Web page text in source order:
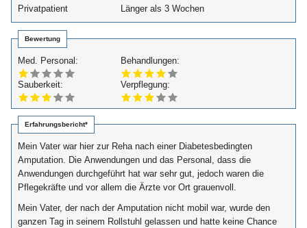
Privatpatient Länger als 3 Wochen
Bewertung
Med. Personal: Behandlungen:
Sauberkeit: Verpflegung:
Erfahrungsbericht*
Mein Vater war hier zur Reha nach einer Diabetesbedingten
Amputation. Die Anwendungen und das Personal, dass die
Anwendungen durchgeführt hat war sehr gut, jedoch waren die
Pflegekräfte und vor allem die Ärzte vor Ort grauenvoll.
Mein Vater, der nach der Amputation nicht mobil war, wurde den
ganzen Tag in seinem Rollstuhl gelassen und hatte keine Chance